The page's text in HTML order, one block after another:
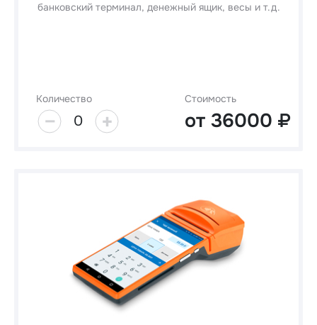
банковский терминал, денежный ящик, весы и т.д.
Количество
0
Стоимость
от 36000